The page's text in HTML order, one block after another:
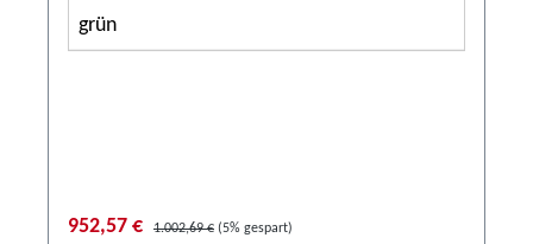
grün
952,57 € 1.002,69 € (5% gespart)